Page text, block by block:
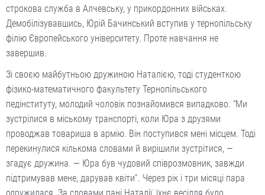
строкова служба в Алчевську, у прикордонних військах.
Демобілізувавшись, Юрій Бачинський вступив у тернопільську
філію Європейського університету. Проте навчання не
завершив.
Зі своєю майбутньою дружиною Наталією, тоді студенткою
фізико-математичного факультету Тернопільського
педінституту, молодий чоловік познайомився випадково. “Ми
зустрілися в міському транспорті, коли Юра з друзями
проводжав товариша в армію. Він поступився мені місцем. Тоді
перекинулися кількома словами й вирішили зустрітися, —
згадує дружина. — Юра був чудовий співрозмовник, завжди
підтримував мене, дарував квіти”. Через рік і три місяці пара